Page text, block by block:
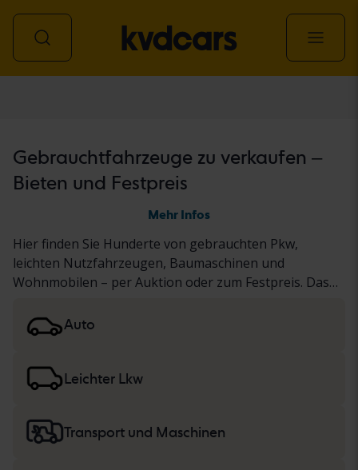
Gebrauchtfahrzeuge zu verkaufen –
Bieten und Festpreis
Mehr Infos
Hier finden Sie Hunderte von gebrauchten Pkw,
leichten Nutzfahrzeugen, Baumaschinen und
Wohnmobilen – per Auktion oder zum Festpreis. Das
Test unterzogen oder nach einem standardisierten
Protokoll dokumentiert. Die Ergebnisse finden Sie in
Kauf
von Pkw und leichten Nutzfahrzeugen
Auto
Leichter Lkw
Transport und Maschinen